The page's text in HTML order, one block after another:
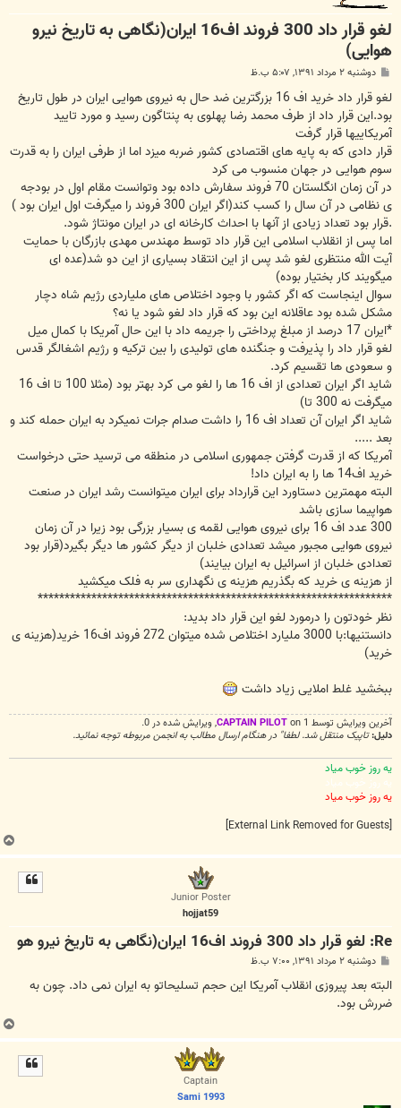
لغو قرار داد 300 فروند اف16 ایران(نگاهی به تاریخ نیرو
هوایی)
پ
ت
دوشنبه ۲ مرداد ۱۳۹۱, ۵:۰۷ ب.ظ
لغو قرار داد خرید اف 16 بزرگترین ضد حال به نیروی هوایی ایران در طول تاریخ
بود.این قرار داد از طرف محمد رضا پهلوی به پنتاگون رسید و مورد تایید
آمریکاییها قرار گرفت
قرار دادی که به پایه های اقتصادی کشور ضربه میزد اما از طرفی ایران را به قدرت
سوم هوایی در جهان منسوب می کرد
در آن زمان انگلستان 70 فروند سفارش داده بود وتوانست مقام اول در بودجه
ی نظامی در آن سال را کسب کند(اگر ایران 300 فروند را میگرفت اول ایران بود )
.قرار بود تعداد زیادی از آنها با احداث کارخانه ای در ایران مونتاژ شود.
اما پس از انقلاب اسلامی این قرار داد توسط مهندس مهدی بازرگان با حمایت
آیت الله منتظری لغو شد پس از این انتقاد بسیاری از این دو شد(عده ای
میگویند کار بختیار بوده)
سوال اینجاست که اگر کشور با وجود اختلاص های ملیاردی رژیم شاه دچار
مشکل شده بود عاقلانه این بود که قرار داد لغو شود یا نه؟
*ایران 17 درصد از مبلغ پرداختی را جریمه داد با این حال آمریکا با کمال میل
لغو قرار داد را پذیرفت و جنگنده های تولیدی را بین ترکیه و رژیم اشغالگر قدس
و سعودی ها تقسیم کرد.
شاید اگر ایران تعدادی از اف 16 ها را لغو می کرد بهتر بود (مثلا 100 تا اف 16
میگرفت نه 300 تا)
شاید اگر ایران آن تعداد اف 16 را داشت صدام جرات نمیکرد به ایران حمله کند و
بعد .....
آمریکا که از قدرت گرفتن جمهوری اسلامی در منطقه می ترسید حتی درخواست
خرید اف14 ها را به ایران داد!
البته مهمترین دستاورد این قرارداد برای ایران میتوانست رشد ایران در صنعت
هواپیما سازی باشد
300 عدد اف 16 برای نیروی هوایی لقمه ی بسیار بزرگی بود زیرا در آن زمان
نیروی هوایی مجبور میشد تعدادی خلبان از دیگر کشور ها دیگر بگیرد(قرار بود
تعدادی خلبان از اسرائیل به ایران بیایند)
از هزینه ی خرید که بگذریم هزینه ی نگهداری سر به فلک میکشید
******************************************************************
نظر خودتون را درمورد لغو این قرار داد بدید:
دانستنیها:با 3000 ملیارد اختلاص شده میتوان 272 فروند اف16 خرید(هزینه ی
خرید)
ببخشید غلط املایی زیاد داشت
آخرین ويرايش توسط 1 on CAPTAIN PILOT, ويرايش شده در 0.
دلیل: تاپیک منتقل شد. لطفا" در هنگام ارسال مطالب به انجمن مربوطه توجه نمائید.
یه روز خوب میاد
یه روز خوب میاد
یه روز خوب میاد
ب
ا
Junior Poster
hojjat59
Re: لغو قرار داد 300 فروند اف16 ایران(نگاهی به تاریخ نیرو هو
پ
ت
دوشنبه ۲ مرداد ۱۳۹۱, ۷:۰۰ ب.ظ
البته بعد پیروزی انقلاب آمریکا این حجم تسلیحاتو به ایران نمی داد. چون به
ضررش بود.
ب
ا
Captain
Sami 1993